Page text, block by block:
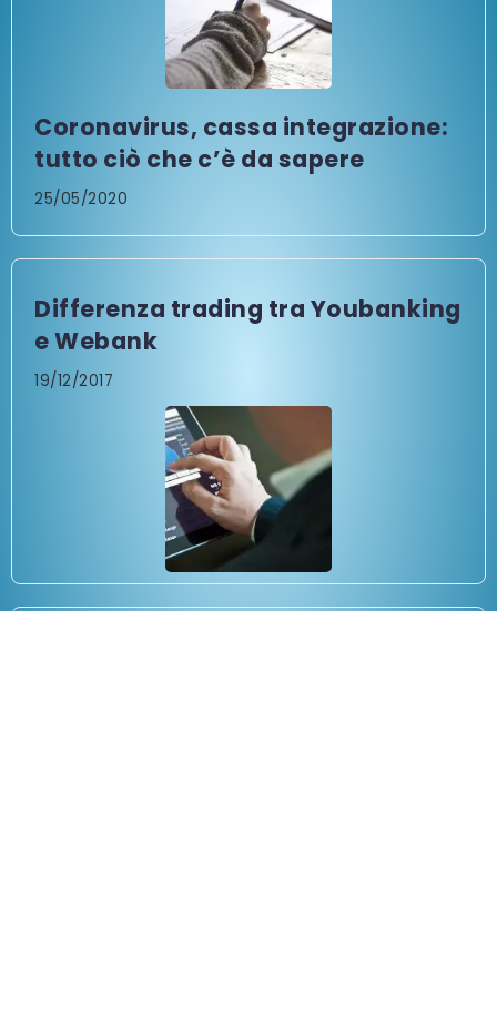
Coronavirus, cassa integrazione:
tutto ciò che c’è da sapere
25/05/2020
Differenza trading tra Youbanking
e Webank
19/12/2017